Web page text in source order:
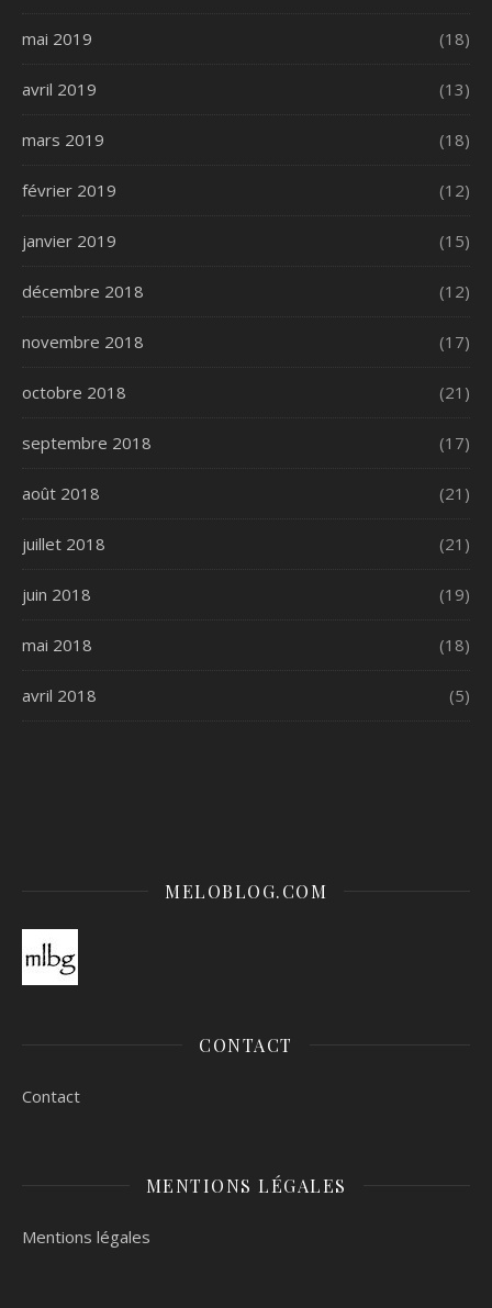
mai 2019 (18)
avril 2019 (13)
mars 2019 (18)
février 2019 (12)
janvier 2019 (15)
décembre 2018 (12)
novembre 2018 (17)
octobre 2018 (21)
septembre 2018 (17)
août 2018 (21)
juillet 2018 (21)
juin 2018 (19)
mai 2018 (18)
avril 2018 (5)
MELOBLOG.COM
CONTACT
Contact
MENTIONS LÉGALES
Mentions légales